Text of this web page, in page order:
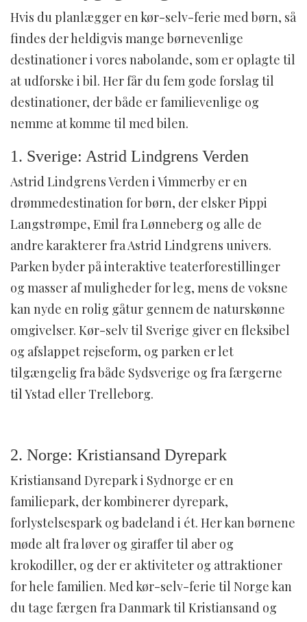
Hvis du planlægger en kør-selv-ferie med børn, så
findes der heldigvis mange børnevenlige
destinationer i vores nabolande, som er oplagte til
at udforske i bil. Her får du fem gode forslag til
destinationer, der både er familievenlige og
nemme at komme til med bilen.
1. Sverige: Astrid Lindgrens Verden
Astrid Lindgrens Verden i Vimmerby er en
drømmedestination for børn, der elsker Pippi
Langstrømpe, Emil fra Lønneberg og alle de
andre karakterer fra Astrid Lindgrens univers.
Parken byder på interaktive teaterforestillinger
og masser af muligheder for leg, mens de voksne
kan nyde en rolig gåtur gennem de naturskønne
omgivelser. Kør-selv til Sverige giver en fleksibel
og afslappet rejseform, og parken er let
tilgængelig fra både Sydsverige og fra færgerne
til Ystad eller Trelleborg.
2. Norge: Kristiansand Dyrepark
Kristiansand Dyrepark i Sydnorge er en
familiepark, der kombinerer dyrepark,
forlystelsespark og badeland i ét. Her kan børnene
møde alt fra løver og giraffer til aber og
krokodiller, og der er aktiviteter og attraktioner
for hele familien. Med kør-selv-ferie til Norge kan
du tage færgen fra Danmark til Kristiansand og